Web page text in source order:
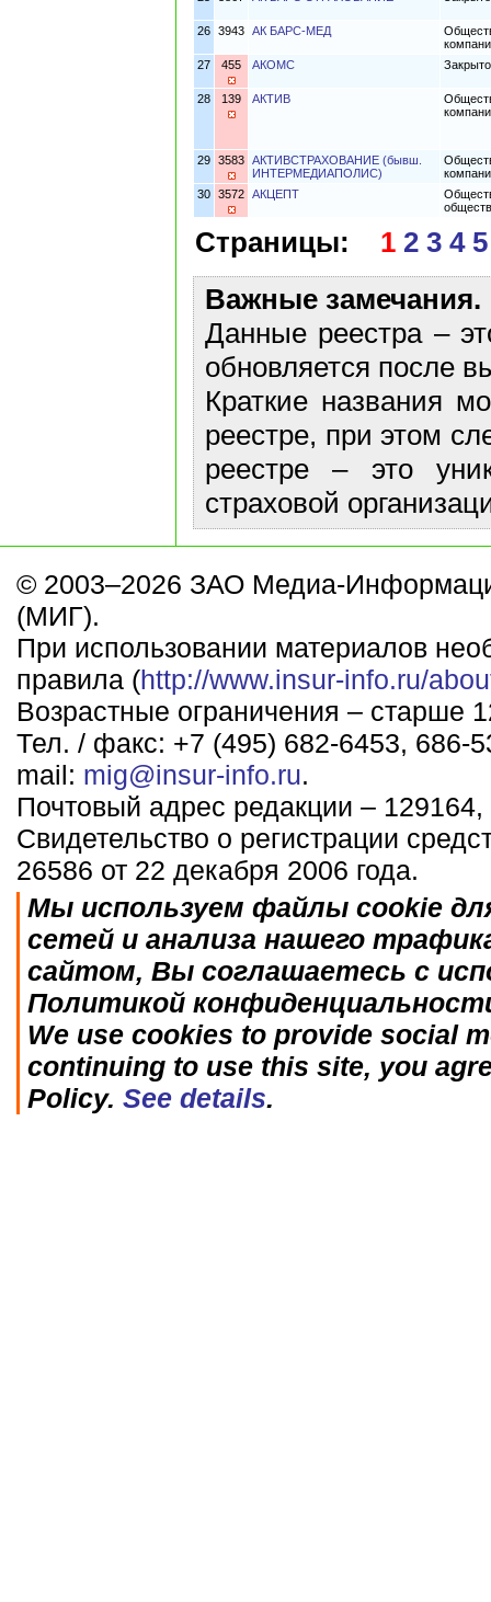
26 3943 АК БАРС-МЕД
27
455 АКОМС
28 139 АКТИВ
29 3583 АКТИВСТРАХОВАНИЕ (бывш.
ИНТЕРМЕДИАПОЛИС)
30 3572 АКЦЕПТ
Страницы: 1 2 3 4 5
Важные замечания.
Данные реестра –
обновляется после
Краткие названия
реестре, при этом
реестре – это
страховой
© 2003–2026 ЗАО Медиа-
(МИГ).
При использовании материалов
правила (http://www.insur-info.ru/
Возрастные ограничения – старше
Тел. / факс: +7 (495) 682-6453, 686-
mail: mig@insur-info.ru.
Почтовый адрес редакции –
Свидетельство о регистрации
26586 от 22 декабря 2006 года.
Мы используем файлы cookie
сетей и анализа нашего
сайтом, Вы соглашаетесь с
Политикой
We use cookies to provide social
continuing to use this site, you
Policy. See details.